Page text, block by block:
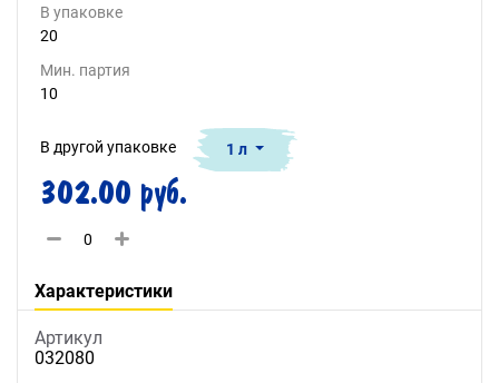
В упаковке
20
Мин. партия
10
В другой упаковке 1 л
302.00 руб.
Характеристики
Артикул
032080